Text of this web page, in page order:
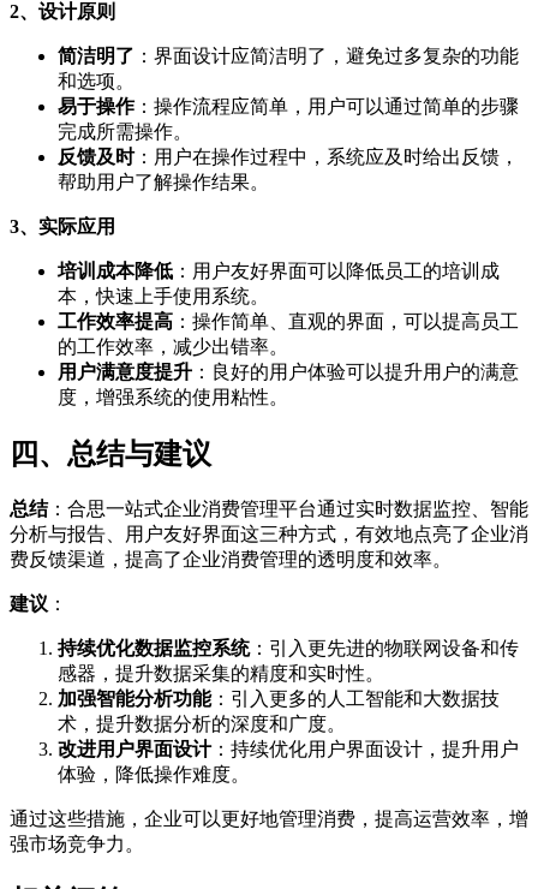
2、设计原则
简洁明了 ：界面设计应简洁明了，避免过多复杂的功能
和选项。
易于操作：操作流程应简单，用户可以通过简单的步骤
完成所需操作。
反馈及时：用户在操作过程中，系统应及时给出反馈，
帮助用户了解操作结果。
3、实际应用
培训成本降低 ：用户友好界面可以降低员工的培训成
本，快速上手使用系统。
工作效率提高 ：操作简单、直观的界面，可以提高员工
的工作效率，减少出错率。
用户满意度提升 ：良好的用户体验可以提升用户的满意
度，增强系统的使用粘性。
四、总结与建议
总结：合思一站式企业消费管理平台通过实时数据监控、智能
分析与报告、用户友好界面这三种方式，有效地点亮了企业消
费反馈渠道，提高了企业消费管理的透明度和效率。
建议 ：
持续优化数据监控系统：引入更先进的物联网设备和传
感器，提升数据采集的精度和实时性。
加强智能分析功能：引入更多的人工智能和大数据技
术，提升数据分析的深度和广度。
改进用户界面设计：持续优化用户界面设计，提升用户
体验，降低操作难度。
通过这些措施，企业可以更好地管理消费，提高运营效率，增
强市场竞争力。